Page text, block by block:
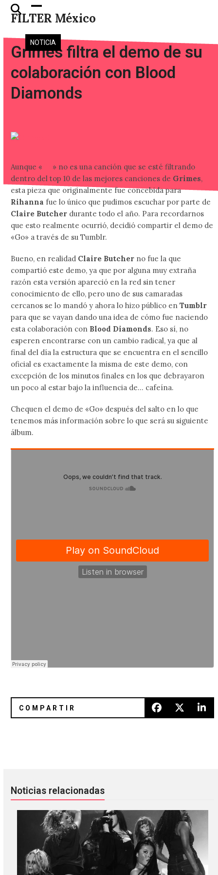
Skip
FILTER México
Open
mobile
menu
Close
mobile
menu
NOTICIA
Grimes filtra el demo de su
colaboración con Blood
Diamonds
Aunque «
» no es una canción que se esté filtrando
dentro del top 10 de las mejores canciones de Grimes,
esta pieza que originalmente fue concebida para
Rihanna fue lo único que pudimos escuchar por parte de
Claire Butcher durante todo el año. Para recordarnos
que esto realmente ocurrió, decidió compartir el demo de
«Go» a través de su Tumblr.
Bueno, en realidad Claire Butcher no fue la que
compartió este demo, ya que por alguna muy extraña
razón esta versión apareció en la red sin tener
conocimiento de ello, pero uno de sus camaradas
cercanos se lo mandó y ahora lo hizo público enTumblr
para que se vayan dando una idea de cómo fue naciendo
esta colaboración con Blood Diamonds. Eso sí, no
esperen encontrarse con un cambio radical, ya que al
final del día la estructura que se encuentra en el sencillo
oficial es exactamente la misma de este demo, con
excepción de los minutos finales en los que debrayaron
un poco al estar bajo la influencia de… cafeína.
Chequen el demo de «Go» después del salto en lo que
tenemos más información sobre lo que será su siguiente
álbum.
Noticias relacionadas